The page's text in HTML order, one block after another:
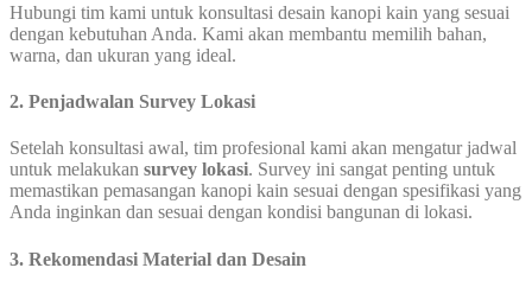
Hubungi tim kami untuk konsultasi desain kanopi kain yang sesuai
dengan kebutuhan Anda. Kami akan membantu memilih bahan,
warna, dan ukuran yang ideal.
2. Penjadwalan Survey Lokasi
Setelah konsultasi awal, tim profesional kami akan mengatur jadwal
untuk melakukan survey lokasi. Survey ini sangat penting untuk
memastikan pemasangan kanopi kain sesuai dengan spesifikasi yang
Anda inginkan dan sesuai dengan kondisi bangunan di lokasi.
3. Rekomendasi Material dan Desain